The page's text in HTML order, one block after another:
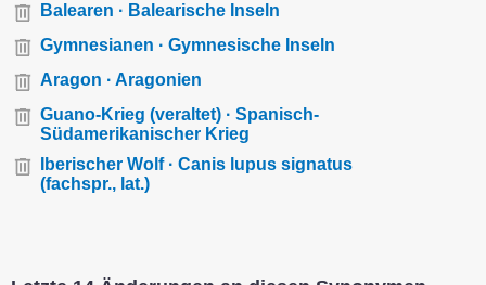
Balearen · Balearische Inseln
Gymnesianen · Gymnesische Inseln
Aragon · Aragonien
Guano-Krieg (veraltet) · Spanisch-
Südamerikanischer Krieg
Iberischer Wolf · Canis lupus signatus
(fachspr., lat.)